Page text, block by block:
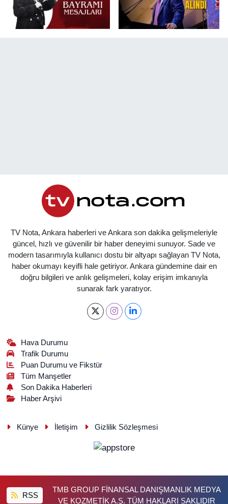
TV Nota, Ankara haberleri ve Ankara son dakika gelişmeleriyle
güncel, hızlı ve güvenilir bir haber deneyimi sunuyor. Sade ve
modern tasarımıyla kullanıcı dostu bir altyapı sağlayan TV Nota,
haber okumayı keyifli hale getiriyor. Ankara gündemine dair en
doğru bilgileri ve anlık gelişmeleri, kolay erişim imkanıyla
sunarak fark yaratıyor.
Hava Durumu
Trafik Durumu
Puan Durumu ve Fikstür
Tüm Manşetler
Son Dakika Haberleri
Haber Arşivi
Künye İletişim Gizlilik Sözleşmesi
RSS
TMB GROUP FİNANSAL DANIŞMANLIK MEDYA
VE KOZMETİK A.Ş. TÜM HAKLARI SAKLIDIR